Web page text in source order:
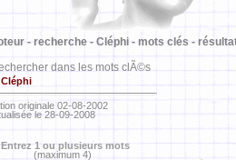
- recherche - Cléphi - mots clés -
dans les mots clÃ©s
Cléphi
originale 02-08-2002
le 28-09-2008
Entrez 1 ou plusieurs mots
(maximum 4)